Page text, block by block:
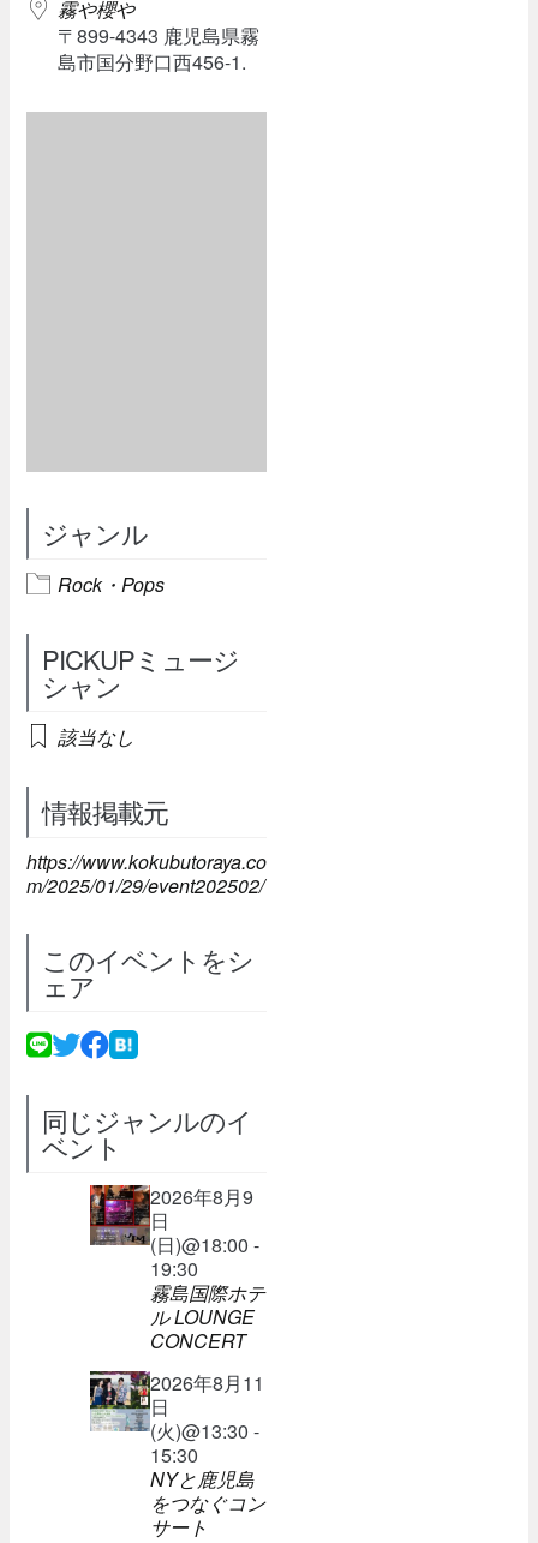
霧や櫻や
〒899-4343 鹿児島県霧
島市国分野口西456-1.
ジャンル
Rock・Pops
PICKUPミュージ
シャン
該当なし
情報掲載元
https://www.kokubutoraya.co
m/2025/01/29/event202502/
このイベントをシ
ェア
同じジャンルのイ
ベント
2026年8月9
日
(日)@18:00 -
19:30
霧島国際ホテ
ル LOUNGE
CONCERT
2026年8月11
日
(火)@13:30 -
15:30
NYと鹿児島
をつなぐコン
サート